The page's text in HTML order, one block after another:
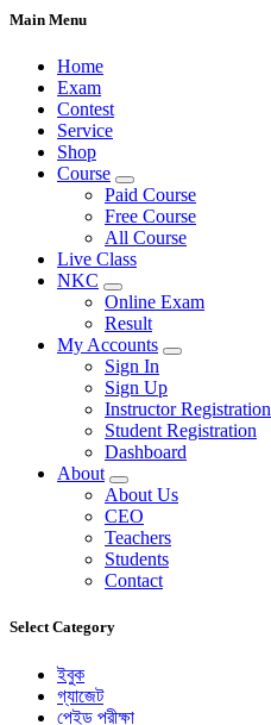
Main Menu
Home
Exam
Contest
Service
Shop
Course
Paid Course
Free Course
All Course
Live Class
NKC
Online Exam
Result
My Accounts
Sign In
Sign Up
Instructor Registration
Student Registration
Dashboard
About
About Us
CEO
Teachers
Students
Contact
Select Category
ইবুক
গ্যাজেট
পেইড পরীক্ষা